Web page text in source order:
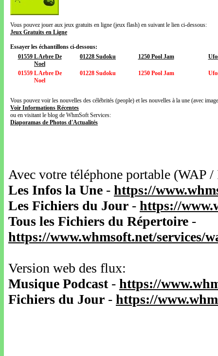
Vous pouvez jouer aux jeux gratuits en ligne (jeux flash) en suivant le lien ci-dessous:
Jeux Gratuits en Ligne
Essayer les échantillons ci-dessous:
01559 L Arbre De
Noel
01228 Sudoku 1250 Pool Jam
01559 L Arbre De
Noel
01228 Sudoku 1250 Pool Jam
Vous pouvez voir les nouvelles des célébrités (people) et les nouvelles à la une (avec
Voir Informations Récentes
ou en visitant le blog de WhmSoft Services:
Diaporamas de Photos d'Actualités
Avec votre téléphone portable
Les Infos la Une - https://
Les Fichiers du Jour - https://
Tous les Fichiers du Répertoire -
https://www.whmsoft.net/services/
Version web des flux:
Musique Podcast- https://
Fichiers du Jour - https://